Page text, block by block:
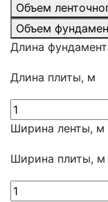
Объем
Объем
Длина
Длина плиты, м
Ширина ленты, м
Ширина плиты, м